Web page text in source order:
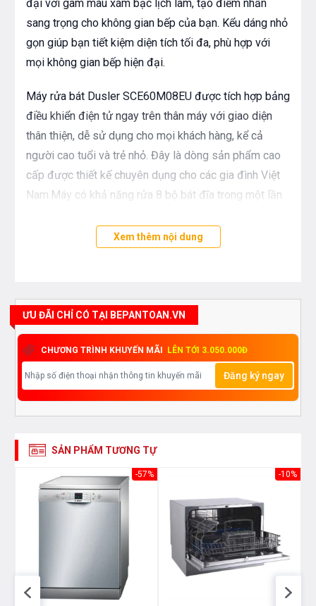
đại với gam màu xám bạc lịch lãm, tạo điểm nhấn
sang trọng cho không gian bếp của bạn. Kểu dáng nhỏ
gọn giúp bạn tiết kiệm diện tích tối đa, phù hợp với
mọi không gian bếp hiện đại.
Máy rửa bát Dusler SCE60M08EU được tích hợp bảng
điều khiển điện tử ngay trên thân máy với giao diện
thân thiện, dễ sử dụng cho mọi khách hàng, kể cả
người cao tuổi và trẻ nhỏ. Đây là dòng sản phẩm cao
cấp được thiết kế chuyên dụng cho các gia đình Việt
Nam.Máy có khả năng rửa 8 bộ bát đĩa trong một lần
Dusler SCE60M08EU có thể rửa sạch 8 bộ bát đĩa 1
Xem thêm nội dung
ƯU ĐÃI CHỈ CÓ TẠI BEPANTOAN.VN
CHƯƠNG TRÌNH KHUYẾN MÃI LÊN TỚI 3.050.000Đ
Đăng ký ngay
SẢN PHẨM TƯƠNG TỰ
-57% -10%